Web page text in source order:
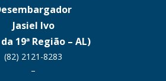
Jasiel Ivo
19ª Região – AL)
(82) 2121-8283
–